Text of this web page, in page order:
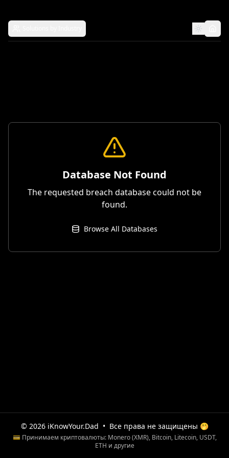
Database Not Found
The requested breach database could not be
found.
Browse All Databases
© 2026 iKnowYour.Dad • Все права не защищены 🤭
💳 Принимаем криптовалюты: Monero (XMR), Bitcoin, Litecoin, USDT,
ETH и другие